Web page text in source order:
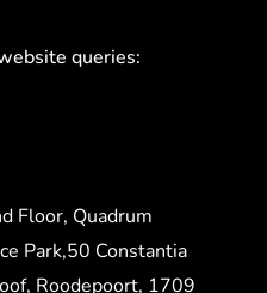
queries:
Floor, Quadrum
Park,50 Constantia
Roodepoort, 1709